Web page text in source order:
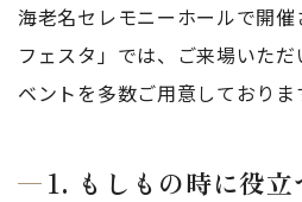
海老名セレモニーホールで開
フェスタ」では、ご来場いた
ベントを多数ご用意しておりま
1. もしもの時に役